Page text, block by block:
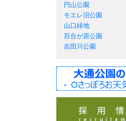
円山公園
モエレ沼公園
山口緑地
百合が原公園
吉田川公園